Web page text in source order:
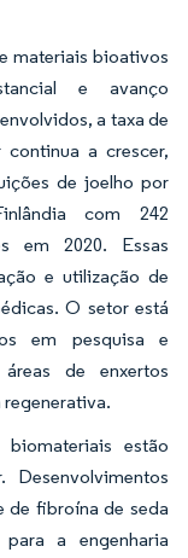
materiais bioativos
e avanço
a taxa de
a crescer,
de joelho por
com 242
em 2020. Essas
e utilização de
O setor está
em pesquisa e
áreas de enxertos
estão
de fibroína de seda
a engenharia